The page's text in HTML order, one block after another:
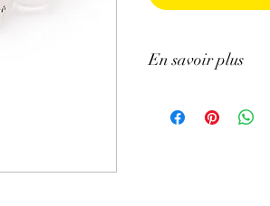
En savoir plus
n'exclut en aucun